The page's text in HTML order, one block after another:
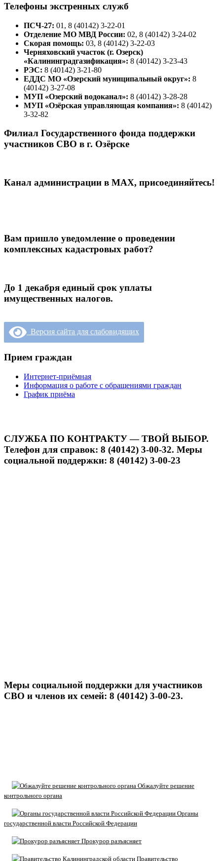
Телефоны экстренных служб
ПСЧ-27: 01, 8 (40142) 3-22-01
Отделение МО МВД России: 02, 8 (40142) 3-24-02
Скорая помощь: 03, 8 (40142) 3-22-03
Черняховский участок (г. Озерск)
«Калининградгазификация»: 8 (40142) 3-23-43
РЭС: 8 (40142) 3-21-80
ЕДДС МО «Озерский муниципальный округ»: 8
(40142) 3-27-08
МУП «Озерский водоканал»: 8 (40142) 3-28-28
МУП «Озёрская управляющая компания»: 8 (40142)
3-32-82
Филиал Государственного фонда поддержки
участников СВО в г. Озёрске
Канал администрации в МАХ, присоединяйтесь!
Вам пришло уведомление о проведении
комплексных кадастровых работ?
До 1 декабря единый срок уплаты
имущественных налогов.
Версия сайта для слабовидящих
Прием граждан
Интернет-приёмная
Информация о работе с обращениями граждан
График приёма
СЛУЖБА ПО КОНТРАКТУ — ТВОЙ ВЫБОР.
Телефон для справок: 8 (40142) 3-00-32. Меры
социальной поддержки: 8 (40142) 3-00-23
Меры социальной поддержки для участников
СВО и членов их семей: 8 (40142) 3-00-23.
Обжалуйте решение
контрольного органа
Органы
государственной власти Российской Федерации
Прокурор разъясняет
Правительство